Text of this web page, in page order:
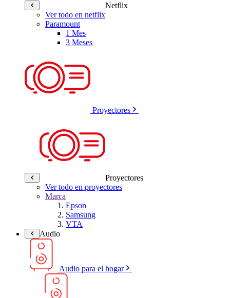
Netflix
Ver todo en netflix
Paramount
1 Mes
3 Meses
Proyectores
Proyectores
Ver todo en proyectores
Marca
Epson
Samsung
VTA
Audio
Audio para el hogar